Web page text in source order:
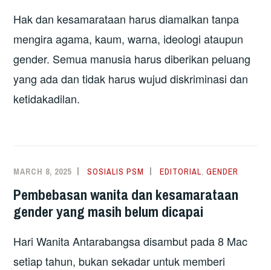
Hak dan kesamarataan harus diamalkan tanpa
mengira agama, kaum, warna, ideologi ataupun
gender. Semua manusia harus diberikan peluang
yang ada dan tidak harus wujud diskriminasi dan
ketidakadilan.
MARCH 8, 2025 SOSIALIS PSM EDITORIAL,GENDER
Pembebasan wanita dan kesamarataan
gender yang masih belum dicapai
Hari Wanita Antarabangsa disambut pada 8 Mac
setiap tahun, bukan sekadar untuk memberi